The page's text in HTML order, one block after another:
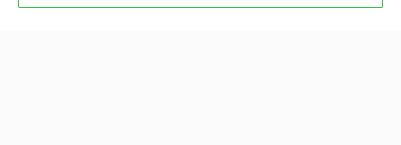
Политика обработки cookies